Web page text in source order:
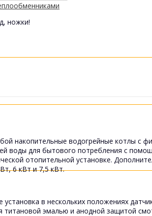
ножки!
накопительные водогрейные котлы с
воды для бытового потребления с
отопительной установке.
6 кВт и 7,5 кВт.
в нескольких положениях
эмалью и анодной защитой